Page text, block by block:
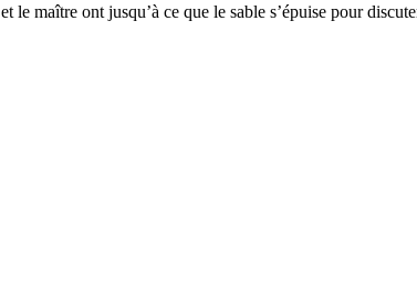
maître ont jusqu’à ce que le sable s’épuise pour